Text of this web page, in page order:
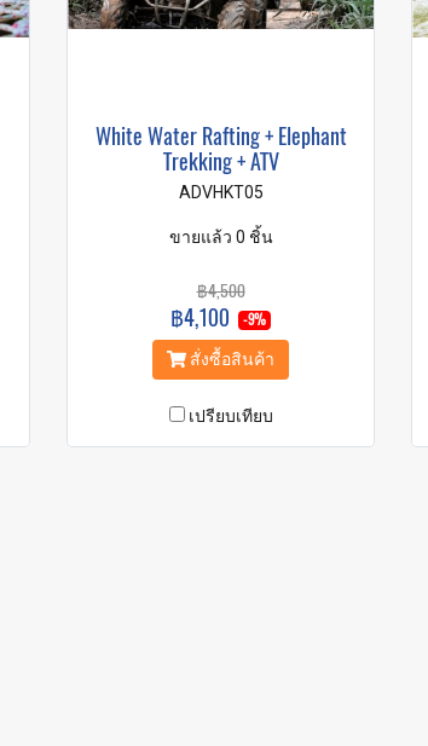
White Water Rafting + Elephant
Trekking + ATV
ADVHKT05
ขายแล้ว 0 ชิ้น
฿4,500
฿4,100 -9%
สั่งซื้อสินค้า
เปรียบเทียบ